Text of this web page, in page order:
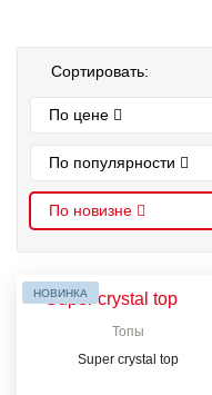
Сортировать:
По цене
По популярности
По новизне
НОВИНКА
Топы
Super crystal top